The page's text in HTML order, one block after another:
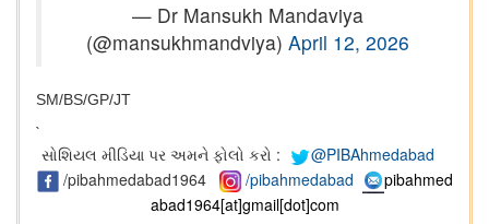
— Dr Mansukh Mandaviya
(@mansukhmandviya) April 12, 2026
SM/BS/GP/JT
`
સોશિયલ મીડિયા પર અમને ફોલો કરો :
@PIBAhmedabad
/pibahmedabad1964
/pibahmedabad
pibahmed
abad1964[at]gmail[dot]com